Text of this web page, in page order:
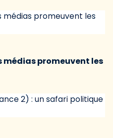
médias promeuvent les